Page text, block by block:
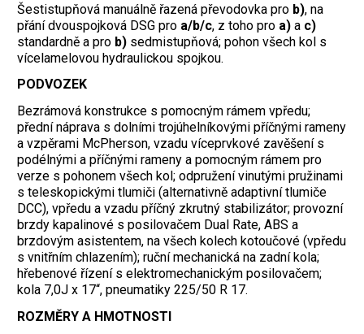
Šestistupňová manuálně řazená převodovka pro b), na
přání dvouspojková DSG pro a/b/c, z toho pro a) a c)
standardně a pro b) sedmistupňová; pohon všech kol s
vícelamelovou hydraulickou spojkou.
PODVOZEK
Bezrámová konstrukce s pomocným rámem vpředu;
přední náprava s dolními trojúhelníkovými příčnými rameny
a vzpěrami McPherson, vzadu víceprvkové zavěšení s
podélnými a příčnými rameny a pomocným rámem pro
verze s pohonem všech kol; odpružení vinutými pružinami
s teleskopickými tlumiči (alternativně adaptivní tlumiče
DCC), vpředu a vzadu příčný zkrutný stabilizátor; provozní
brzdy kapalinové s posilovačem Dual Rate, ABS a
brzdovým asistentem, na všech kolech kotoučové (vpředu
s vnitřním chlazením); ruční mechanická na zadní kola;
hřebenové řízení s elektromechanickým posilovačem;
kola 7,0J x 17“, pneumatiky 225/50 R 17.
ROZMĚRY A HMOTNOSTI